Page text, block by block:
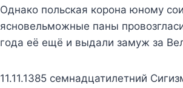
Однако польская корона юному
ясновельможные паны
года её ещё и выдали замуж за
11.11.1385 семнадцатилетний